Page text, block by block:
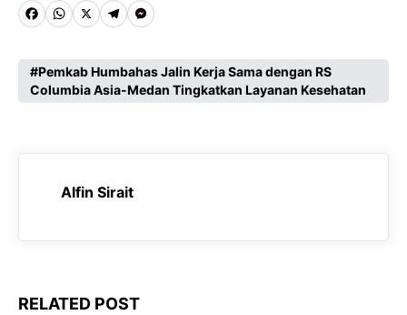
F
c
e
o
W
a
t
A
p
X T
l
e
r
a
M
s
s
n
g
r
Pemkab Humbahas Jalin Kerja Sama dengan RS
Columbia Asia-Medan Tingkatkan Layanan Kesehatan
Alfin Sirait
RELATED POST